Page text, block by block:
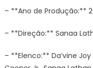
– **Ano de Produção:**
– **Direção:** Sanaa
– **Elenco:** Da’vine